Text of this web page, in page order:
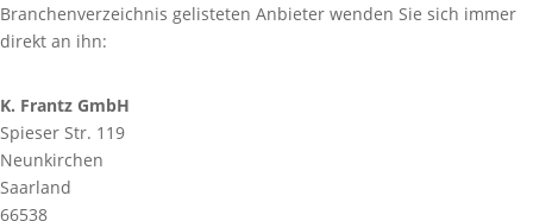
Branchenverzeichnis gelisteten Anbieter wenden Sie sich immer
direkt an ihn:
K. Frantz GmbH
Spieser Str. 119
Neunkirchen
Saarland
66538